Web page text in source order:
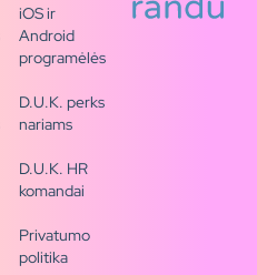
iOS ir
Android
programėlės
D.U.K. perks
nariams
D.U.K. HR
komandai
Privatumo
politika